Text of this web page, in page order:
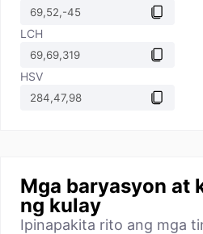
LCH
HSV
Mga baryasyon at
ng kulay
Ipinapakita rito ang mga